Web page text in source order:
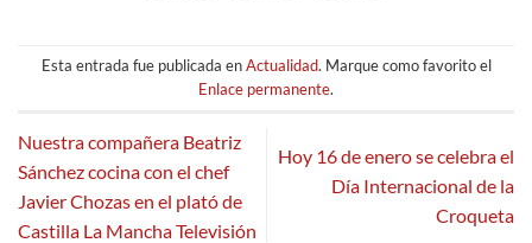
Esta entrada fue publicada enActualidad. Marque como favorito el
Enlace permanente.
Nuestra compañera Beatriz
Sánchez cocina con el chef
Javier Chozas en el plató de
Castilla La Mancha Televisión
Hoy 16 de enero se celebra el
Día Internacional de la
Croqueta